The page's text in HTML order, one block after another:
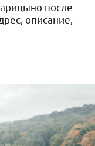
после
описание,